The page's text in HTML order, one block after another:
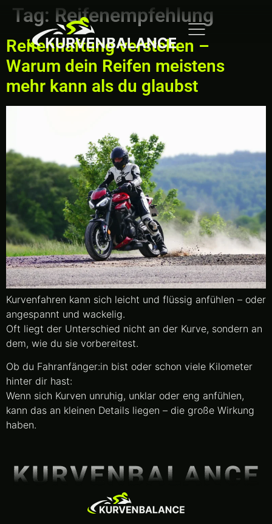
Tag: Reifenempfehlung
Reifenhaftung verstehen –
Warum dein Reifen meistens
mehr kann als du glaubst
Kurvenfahren kann sich leicht und flüssig anfühlen – oder
angespannt und wackelig.
Oft liegt der Unterschied nicht an der Kurve, sondern an
dem, wie du sie vorbereitest.
Ob du Fahranfänger:in bist oder schon viele Kilometer
hinter dir hast:
Wenn sich Kurven unruhig, unklar oder eng anfühlen,
kann das an kleinen Details liegen – die große Wirkung
haben.